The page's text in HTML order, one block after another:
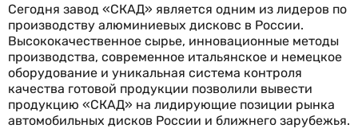
Сегодня завод «СКАД» является одним из лидеров по
производству алюминиевых дисковс в России.
Высококачественное сырье, инновационные методы
производства, современное итальянское и немецкое
оборудование и уникальная система контроля
качества готовой продукции позволили вывести
продукцию «СКАД» на лидирующие позиции рынка
автомобильных дисков России и ближнего зарубежья.